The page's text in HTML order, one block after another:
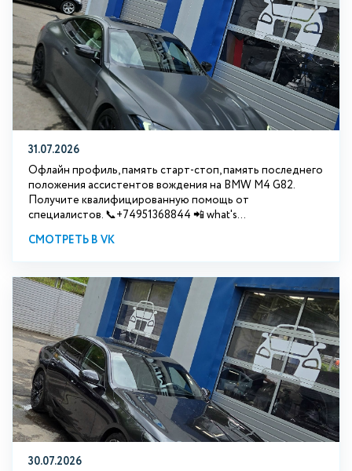
31.07.2026
Офлайн профиль, память старт-стоп, память последнего
положения ассистентов вождения на BMW М4 G82.
Получите квалифицированную помощь от
специалистов. 📞+74951368844 📲 what's...
СМОТРЕТЬ В VK
30.07.2026